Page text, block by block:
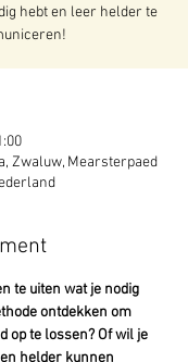
hebt en leer helder te
Zwaluw, Mearsterpaed
te uiten wat je nodig
ontdekken om
op te lossen? Of wil je
helder kunnen